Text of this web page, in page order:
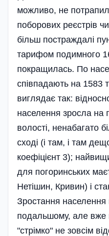
можливо, не
поборових реєстрів
більш постраждалі
тарифом подимного
покращилась. По
співпадають на 1583
виглядає так:
населення зросла на
волості, ненабагато
сході (і там, і там
коефіцієнт 3);
для погоринських
Нетішин, Кривин) і
Зростання населення
подальшому, але вже
"стрімко" не зовсім